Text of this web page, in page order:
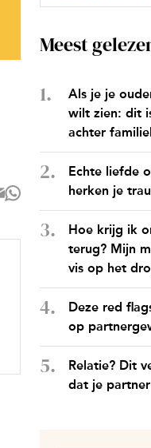
Meest
Als je je
wilt zien: dit
achter
Echte liefde
herken je
Hoe krijg ik
terug? Mijn
vis op het
Deze red
op
Relatie? Dit
dat je